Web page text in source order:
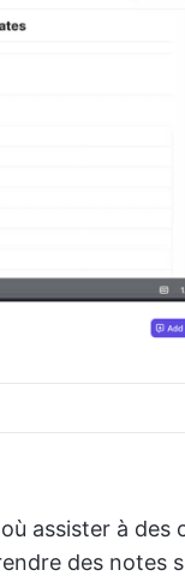
assister à des
des notes